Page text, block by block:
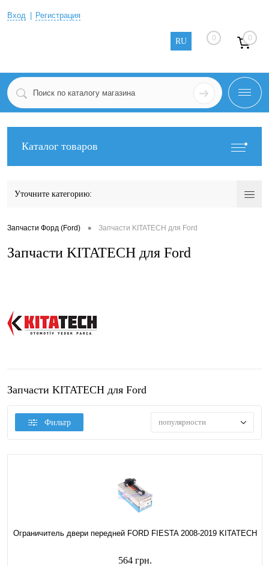
Вход Регистрация
RU 0 0
Каталог товаров
Уточните категорию:
Запчасти Форд (Ford) • Запчасти KITATECH для Ford
Запчасти KITATECH для Ford
Запчасти KITATECH для Ford
Фильтр популярности
Ограничитель двери передней FORD FIESTA 2008-2019 KITATECH
564 грн.